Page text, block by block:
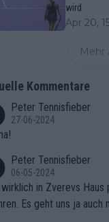
wird
Apr 20,
Mehr
Kommentare
Peter Tennisfieber
27-06-2024
Peter Tennisfieber
06-05-2024
wirklich in Zverevs
Es geht uns ja auch